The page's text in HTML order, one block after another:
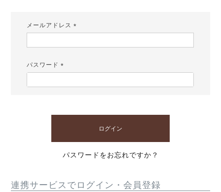
メールアドレス
パスワード
ログイン
パスワードをお忘れですか？
連携サービスでログイン・会員登録